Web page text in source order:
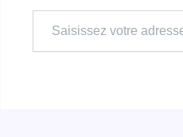
votre
adresse